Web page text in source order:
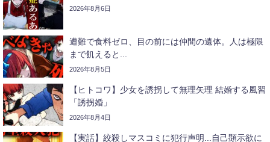
2026年8月6日
遭難で食料ゼロ、目の前には仲間の遺体。人は極限
まで飢えると...
2026年8月5日
【ヒトコワ】少女を誘拐して無理矢理 結婚する風習
「誘拐婚」
2026年8月4日
【実話】絞殺しマスコミに犯行声明...自己顕示欲に